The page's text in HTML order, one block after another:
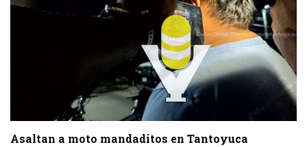
Asaltan a moto mandaditos en Tantoyuca